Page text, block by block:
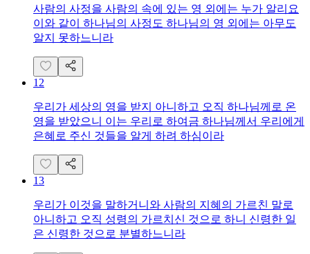
사람의 사정을 사람의 속에 있는 영 외에는 누가 알리요
이와 같이 하나님의 사정도 하나님의 영 외에는 아무도
알지 못하느니라
12
우리가 세상의 영을 받지 아니하고 오직 하나님께로 온
영을 받았으니 이는 우리로 하여금 하나님께서 우리에게
은혜로 주신 것들을 알게 하려 하심이라
13
우리가 이것을 말하거니와 사람의 지혜의 가르친 말로
아니하고 오직 성령의 가르치신 것으로 하니 신령한 일
은 신령한 것으로 분별하느니라